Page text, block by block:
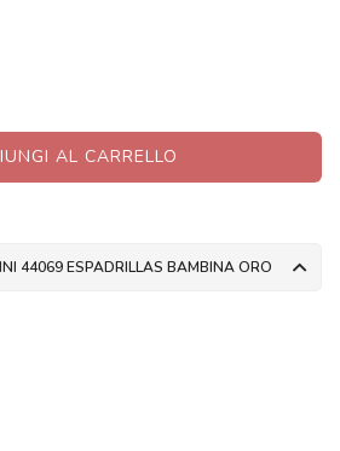
AL CARRELLO
44069 ESPADRILLAS BAMBINA ORO